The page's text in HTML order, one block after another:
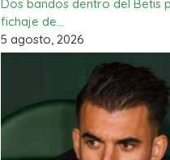
Dos bandos dentro del Betis
fichaje de…
5 agosto, 2026